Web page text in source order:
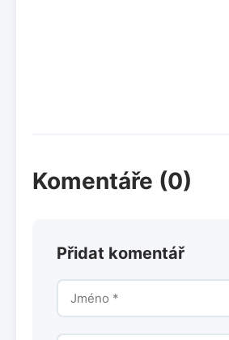
Komentáře (0)
Přidat komentář